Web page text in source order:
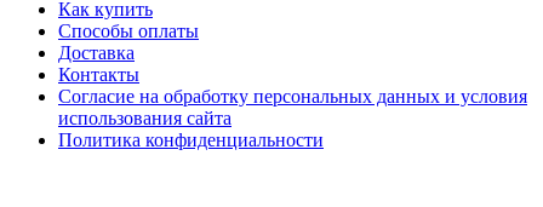
Как купить
Способы оплаты
Доставка
Контакты
Согласие на обработку персональных данных и условия
использования сайта
Политика конфиденциальности